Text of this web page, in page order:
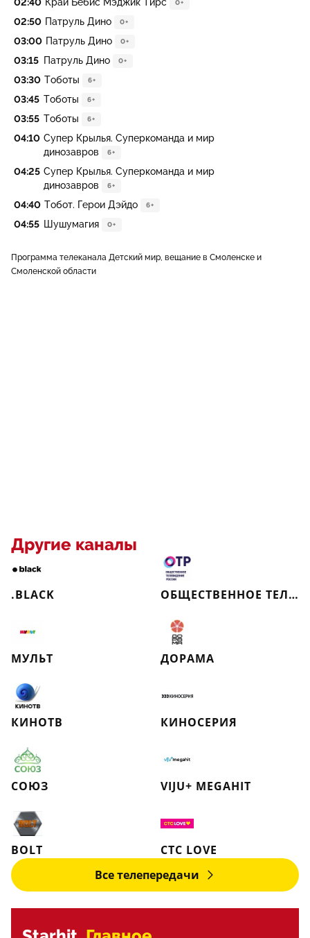
0+
02:50 Патруль Дино 0+
03:00 Патруль Дино 0+
03:15 Патруль Дино 0+
03:30 Тоботы 6+
03:45 Тоботы 6+
03:55 Тоботы 6+
04:10 Супер Крылья. Суперкоманда и мир
динозавров
6+
04:25 Супер Крылья. Суперкоманда и мир
динозавров
6+
04:40 Тобот. Герои Дэйдо 6+
04:55 Шушумагия 0+
Программа телеканала Детский мир, вещание в Смоленске и
Смоленской области
Другие каналы
.BLACK ОБЩЕСТВЕННОЕ ТЕЛЕВИДЕНИЕ РОССИИ
МУЛЬТ ДОРАМА
КИНОТВ КИНОСЕРИЯ
СОЮЗ VIJU+ MEGAHIT
BOLT
СТС LOVE
Все телепередачи